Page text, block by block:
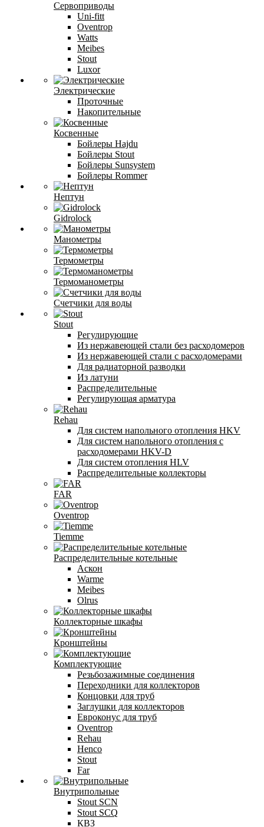
Сервоприводы
Uni-fitt
Oventrop
Watts
Meibes
Stout
Luxor
Электрические
Проточные
Накопительные
Косвенные
Бойлеры Hajdu
Бойлеры Stout
Бойлеры Sunsystem
Бойлеры Rommer
Нептун
Gidrolock
Манометры
Термометры
Термоманометры
Счетчики для воды
Stout
Регулирующие
Из нержавеющей стали без расходомеров
Из нержавеющей стали с расходомерами
Для радиаторной разводки
Из латуни
Распределительные
Регулирующая арматура
Rehau
Для систем напольного отопления HKV
Для систем напольного отопления с
расходомерами HKV-D
Для систем отопления HLV
Распределительные коллекторы
FAR
Oventrop
Tiemme
Распределительные котельные
Аскон
Warme
Meibes
Olrus
Коллекторные шкафы
Кронштейны
Комплектующие
Резьбозажимные соединения
Переходники для коллекторов
Концовки для труб
Заглушки для коллекторов
Евроконус для труб
Oventrop
Rehau
Henco
Stout
Far
Внутрипольные
Stout SCN
Stout SCQ
КВЗ